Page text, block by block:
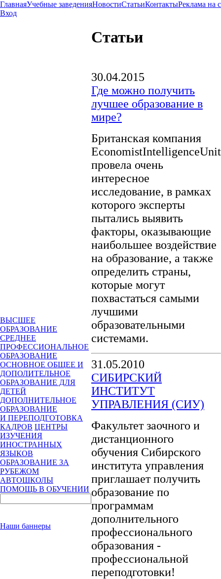
ГлавнаяУчебные заведенияНовостиСтатьиКонтактыРеклама на
Вход
ВЫСШЕЕ
ОБРАЗОВАНИЕ
СРЕДНЕЕ
ПРОФЕССИОНАЛЬНОЕ
ОБРАЗОВАНИЕ
ОСНОВНОЕ ОБЩЕЕ И
ДОПОЛИТЕЛЬНОЕ
ОБРАЗОВАНИЕ ДЛЯ
ДЕТЕЙ
ДОПОЛНИТЕЛЬНОЕ
ОБРАЗОВАНИЕ
И ПЕРЕПОДГОТОВКА
КАДРОВ ЦЕНТРЫ
ИЗУЧЕНИЯ
ИНОСТРАННЫХ
ЯЗЫКОВ
ОБРАЗОВАНИЕ ЗА
РУБЕЖОМ
АВТОШКОЛЫ
ПОМОЩЬ В ОБУЧЕНИИ
Наши баннеры
Статьи
30.04.2015
Где можно получить
лучшее образование в
мире?
Британская компания
EconomistIntelligenceUnit
провела очень
интересное
исследование, в рамках
которого эксперты
пытались выявить
факторы, оказывающие
наибольшее воздействие
на образование, а также
определить страны,
которые могут
похвастаться самыми
лучшими
образовательными
системами.
31.05.2010
СИБИРСКИЙ
ИНСТИТУТ
УПРАВЛЕНИЯ (СИУ)
Факультет заочного и
дистанционного
обучения Сибирского
института управления
приглашает получить
образование по
программам
дополнительного
профессионального
образования -
профессиональной
переподготовки!